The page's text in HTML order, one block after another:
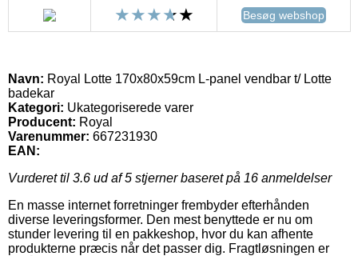
Besøg webshop
Navn: Royal Lotte 170x80x59cm L-panel vendbar t/ Lotte
badekar
Kategori: Ukategoriserede varer
Producent: Royal
Varenummer: 667231930
EAN:
Vurderet til 3.6 ud af 5 stjerner baseret på 16 anmeldelser
En masse internet forretninger frembyder efterhånden
diverse leveringsformer. Den mest benyttede er nu om
stunder levering til en pakkeshop, hvor du kan afhente
produkterne præcis når det passer dig. Fragtløsningen er